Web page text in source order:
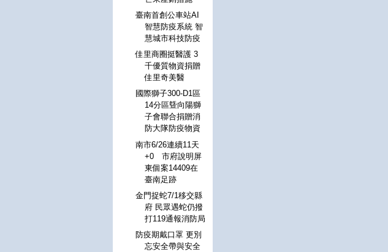
臺南首創公車站AI
智慧防疫系統 智
慧城市科技防疫
佳里商圈挺醫護 3
千優質物資捐贈
佳里奇美醫
國際獅子300-D1區
14分區曁向陽獅
子會聯合捐贈消
防大隊防疫物資
南市6/26連續11天
+0 市府說明屏
東個案14409在
臺南足跡
金門捉蛇7/1移交縣
府 民眾遇蛇仍撥
打119通報消防局
防疫期戴口罩 更別
忘安全帶與安全